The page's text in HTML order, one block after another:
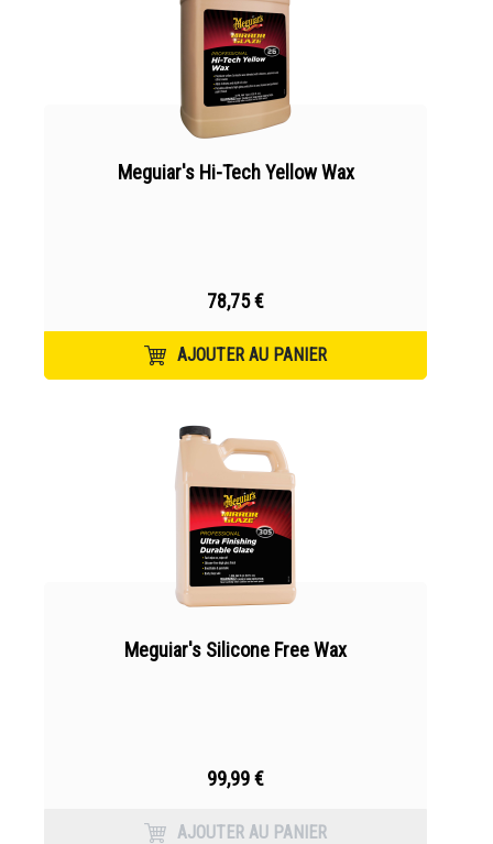
Meguiar's Hi-Tech Yellow Wax
78,75 €
AJOUTER AU PANIER
Meguiar's Silicone Free Wax
99,99 €
AJOUTER AU PANIER